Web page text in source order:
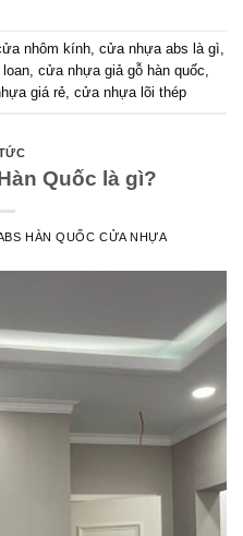
nhôm kính, cửa nhựa abs là gì,
, cửa nhựa giả gỗ hàn quốc,
giá rẻ, cửa nhựa lõi thép
Quốc là gì?
HÀN QUỐC CỬA NHỰA